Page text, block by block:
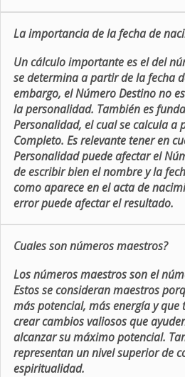
La importancia de la fecha de
Un cálculo importante es el del
se determina a partir de la fecha
embargo, el Número Destino no
la personalidad. También es
Personalidad, el cual se calcula a
Completo. Es relevante tener en
Personalidad puede afectar el
de escribir bien el nombre y la
como aparece en el acta de
error puede afectar el resultado.
Cuales son números maestros?
Los números maestros son el
Estos se consideran maestros
más potencial, más energía y que
crear cambios valiosos que
alcanzar su máximo potencial.
representan un nivel superior de
espiritualidad.